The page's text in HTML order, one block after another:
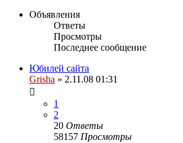
Объявления
Ответы
Просмотры
Последнее сообщение
Юбилей сайта
Grisha » 2.11.08 01:31
1
2
20 Ответы
58157 Просмотры